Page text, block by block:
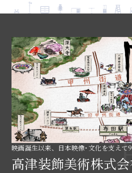
映画誕生以来、日本映像･文化を支えて
高津装飾美術株式